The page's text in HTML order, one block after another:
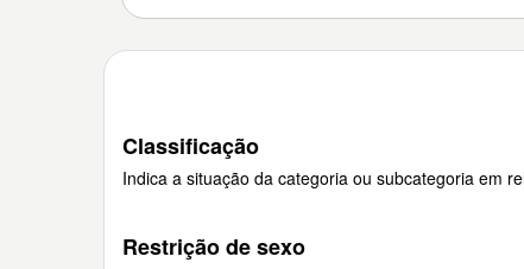
Classificação
Indica a situação da categoria ou subcategoria em
Restrição de sexo